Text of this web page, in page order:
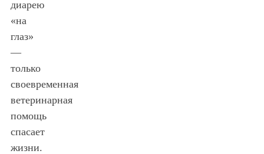
диарею
«на
глаз»
—
только
своевременная
ветеринарная
помощь
спасает
жизни.